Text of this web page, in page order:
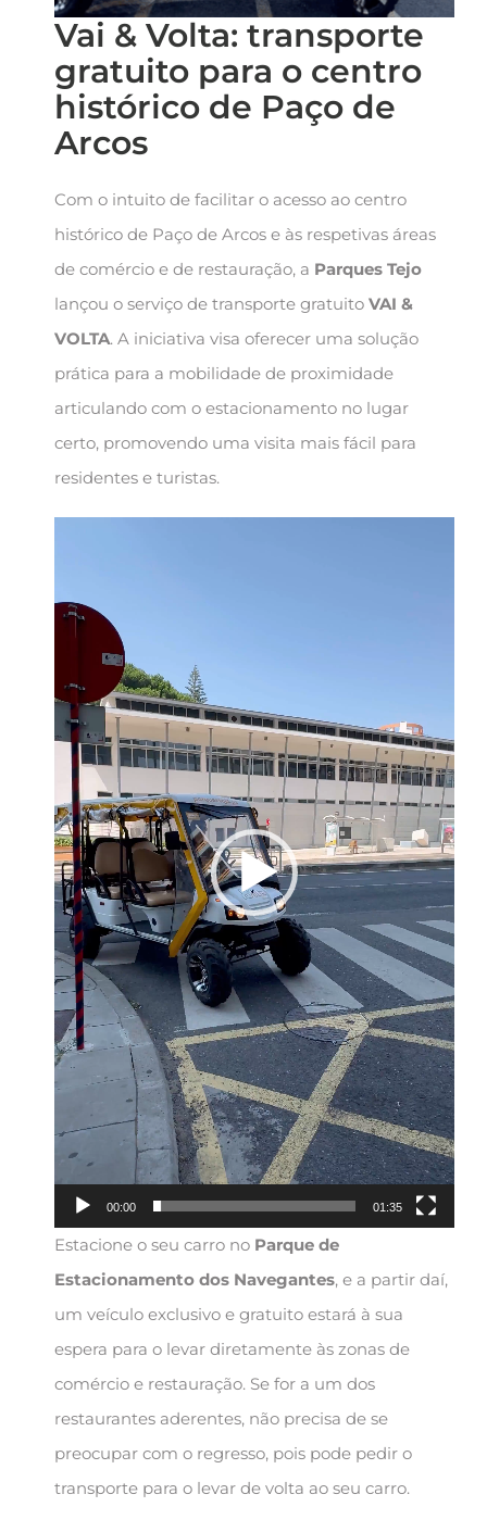
Vai & Volta: transporte
gratuito para o centro
histórico de Paço de
Arcos
Com o intuito de facilitar o acesso ao centro
histórico de Paço de Arcos e às respetivas áreas
de comércio e de restauração, a Parques Tejo
lançou o serviço de transporte gratuito VAI &
VOLTA. A iniciativa visa oferecer uma solução
prática para a mobilidade de proximidade
articulando com o estacionamento no lugar
certo, promovendo uma visita mais fácil para
residentes e turistas.
vídeo
00:00 01:35
Estacione o seu carro no Parque de
Estacionamento dos Navegantes, e a partir daí,
um veículo exclusivo e gratuito estará à sua
espera para o levar diretamente às zonas de
comércio e restauração. Se for a um dos
restaurantes aderentes, não precisa de se
preocupar com o regresso, pois pode pedir o
transporte para o levar de volta ao seu carro.